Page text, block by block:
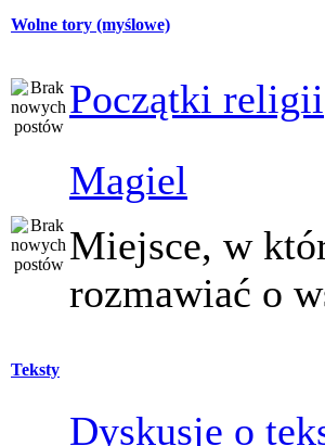
Wolne tory (myślowe)
Początki religii
Magiel
Miejsce, w
rozmawiać o
Teksty
Dyskusje o